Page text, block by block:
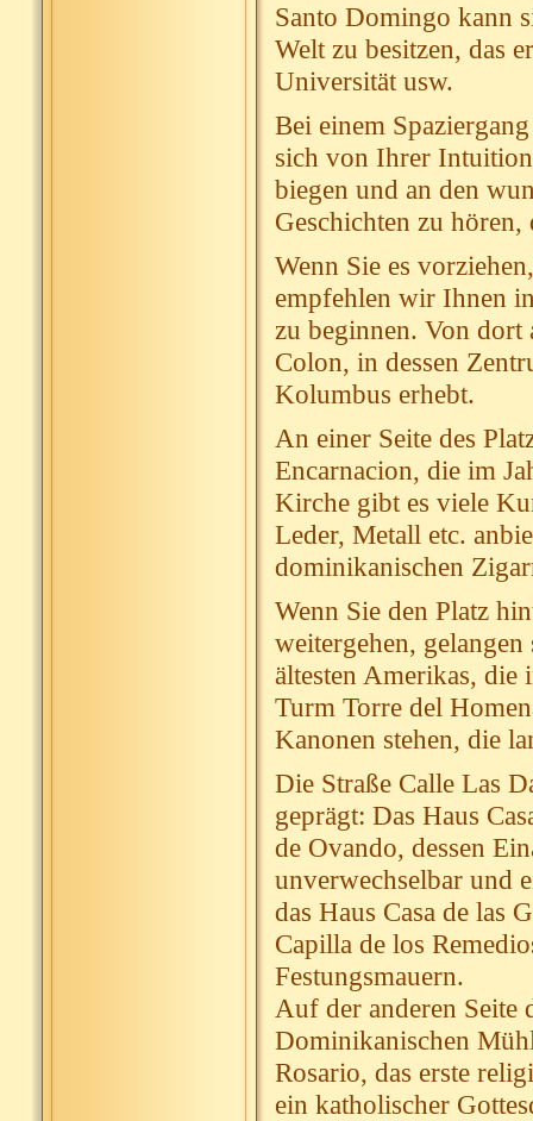
Santo Domingo kann
Welt zu besitzen, das
Universität usw.
Bei einem
sich von Ihrer Intuition
biegen und an den
Geschichten zu hören,
Wenn Sie es
empfehlen wir Ihnen
zu beginnen. Von dort
Colon, in dessen
Kolumbus erhebt.
An einer Seite des
Encarnacion, die im
Kirche gibt es viele
Leder, Metall etc.
dominikanischen
Wenn Sie den Platz
weitergehen,
ältesten Amerikas, die
Turm Torre del
Kanonen stehen, die
Die Straße Calle Las
geprägt: Das Haus
de Ovando, dessen
unverwechselbar und
das Haus Casa de las
Capilla de los
Festungsmauern.
Auf der anderen Seite
Dominikanischen
Rosario, das erste
ein katholischer